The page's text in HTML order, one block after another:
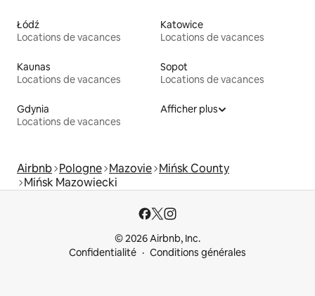
Łódź
Locations de vacances
Katowice
Locations de vacances
Kaunas
Locations de vacances
Sopot
Locations de vacances
Gdynia
Locations de vacances
Afficher plus
Airbnb Pologne Mazovie Mińsk County
Mińsk Mazowiecki
© 2026 Airbnb, Inc.
Confidentialité
Conditions générales